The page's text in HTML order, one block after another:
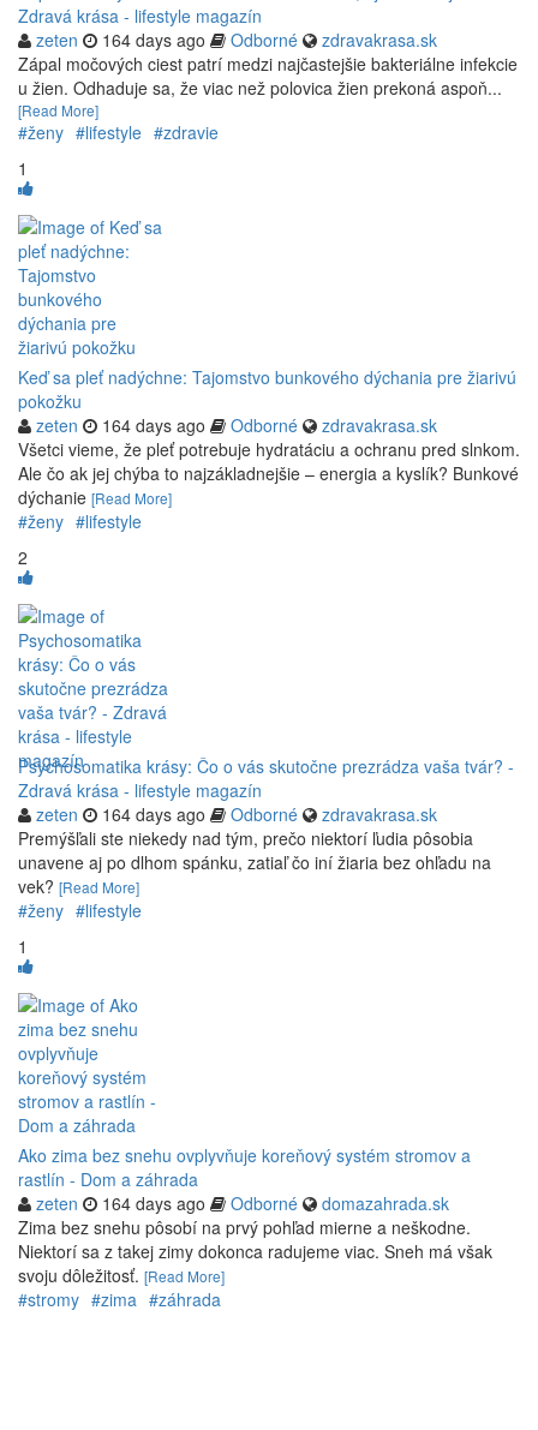
Zdravá krása - lifestyle magazín
zeten
164 days ago Odborné
zdravakrasa.sk
Zápal močových ciest patrí medzi najčastejšie bakteriálne infekcie
u žien. Odhaduje sa, že viac než polovica žien prekoná aspoň...
[Read More]
#ženy #lifestyle #zdravie
1
Keď sa pleť nadýchne: Tajomstvo bunkového dýchania pre žiarivú
pokožku
zeten
164 days ago Odborné
zdravakrasa.sk
Všetci vieme, že pleť potrebuje hydratáciu a ochranu pred slnkom.
Ale čo ak jej chýba to najzákladnejšie – energia a kyslík? Bunkové
dýchanie [Read More]
#ženy #lifestyle
2
Psychosomatika krásy: Čo o vás skutočne prezrádza vaša tvár? -
Zdravá krása - lifestyle magazín
zeten
164 days ago Odborné
zdravakrasa.sk
Premýšľali ste niekedy nad tým, prečo niektorí ľudia pôsobia
unavene aj po dlhom spánku, zatiaľ čo iní žiaria bez ohľadu na
vek? [Read More]
#ženy #lifestyle
1
Ako zima bez snehu ovplyvňuje koreňový systém stromov a
rastlín - Dom a záhrada
zeten
164 days ago Odborné
domazahrada.sk
Zima bez snehu pôsobí na prvý pohľad mierne a neškodne.
Niektorí sa z takej zimy dokonca radujeme viac. Sneh má však
svoju dôležitosť. [Read More]
#stromy #zima #záhrada